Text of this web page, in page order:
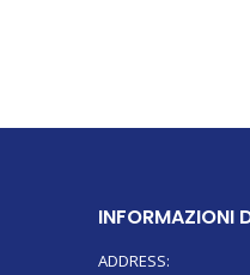
INFORMAZIONI
ADDRESS: